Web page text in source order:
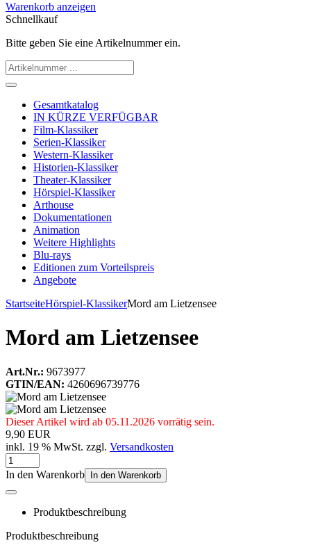
Warenkorb anzeigen
Schnellkauf
Bitte geben Sie eine Artikelnummer ein.
Gesamtkatalog
IN KÜRZE VERFÜGBAR
Film-Klassiker
Serien-Klassiker
Western-Klassiker
Historien-Klassiker
Theater-Klassiker
Hörspiel-Klassiker
Arthouse
Dokumentationen
Animation
Weitere Highlights
Blu-rays
Editionen zum Vorteilspreis
Angebote
StartseiteHörspiel-KlassikerMord am Lietzensee
Mord am Lietzensee
Art.Nr.: 9673977
GTIN/EAN: 4260696739776
Dieser Artikel wird ab 05.11.2026 vorrätig sein.
9,90 EUR
inkl. 19 % MwSt. zzgl. Versandkosten
In den Warenkorb In den Warenkorb
Produktbeschreibung
Produktbeschreibung